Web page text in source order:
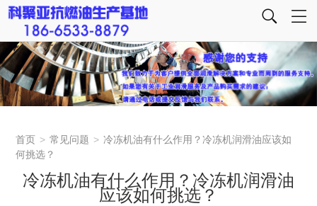
首页 > 常见问题 > 冷冻机油有什么作用？冷冻机润滑油应该如
何挑选？
冷冻机油有什么作用？冷冻机润滑油
应该如何挑选？